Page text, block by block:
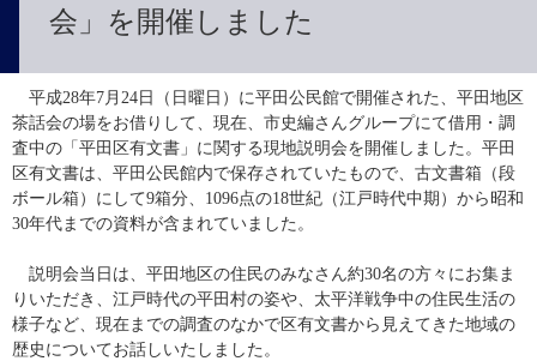
会」を開催しました
平成28年7月24日（日曜日）に平田公民館で開催された、平田地区
茶話会の場をお借りして、現在、市史編さんグループにて借用・調
査中の「平田区有文書」に関する現地説明会を開催しました。平田
区有文書は、平田公民館内で保存されていたもので、古文書箱（段
ボール箱）にして9箱分、1096点の18世紀（江戸時代中期）から昭和
30年代までの資料が含まれていました。
説明会当日は、平田地区の住民のみなさん約30名の方々にお集ま
りいただき、江戸時代の平田村の姿や、太平洋戦争中の住民生活の
様子など、現在までの調査のなかで区有文書から見えてきた地域の
歴史についてお話しいたしました。